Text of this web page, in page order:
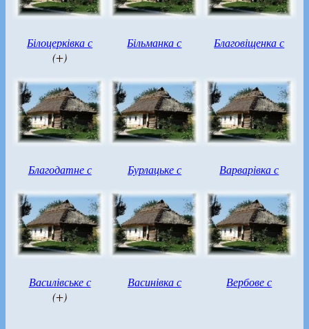
Білоцерківка с
(+)
Більманка с Благовіщенка с
Благодатне с Бурлацьке с Варварівка с
Василівське с
(+)
Васинівка с Вербове с